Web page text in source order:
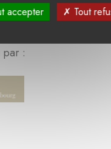
par :
accepter Tout